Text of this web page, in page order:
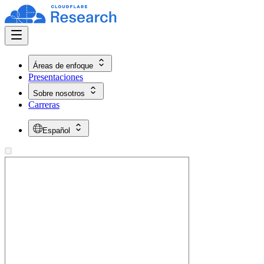
Áreas de enfoque
Presentaciones
Sobre nosotros
Carreras
Español